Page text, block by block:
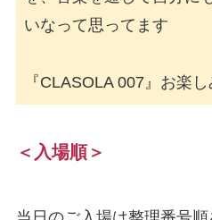
いなって思ってます
『CLASOLA 007』お楽し
＜入場順＞